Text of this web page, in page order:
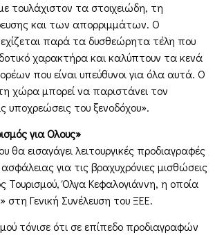
τουλάχιστον τα στοιχειώδη, τη
και των απορριμμάτων. Ο
παρά τα δυσθεώρητα τέλη που
χαρακτήρα και καλύπτουν τα κενά
που είναι υπεύθυνοι για όλα αυτά. Ο
χώρα μπορεί να παριστάνει τον
υποχρεώσεις του ξενοδόχου».
για Ολους»
θα εισαγάγει λειτουργικές προδιαγραφές
για τις βραχυχρόνιες μισθώσεις
Τουρισμού, Όλγα Κεφαλογιάννη, η οποία
Γενική Συνέλευση του ΞΕΕ.
τόνισε ότι σε επίπεδο προδιαγραφών